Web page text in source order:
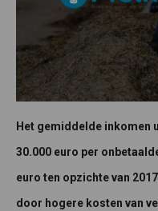
Het gemiddelde inkomen
30.000 euro per
euro ten opzichte van
door hogere kosten van